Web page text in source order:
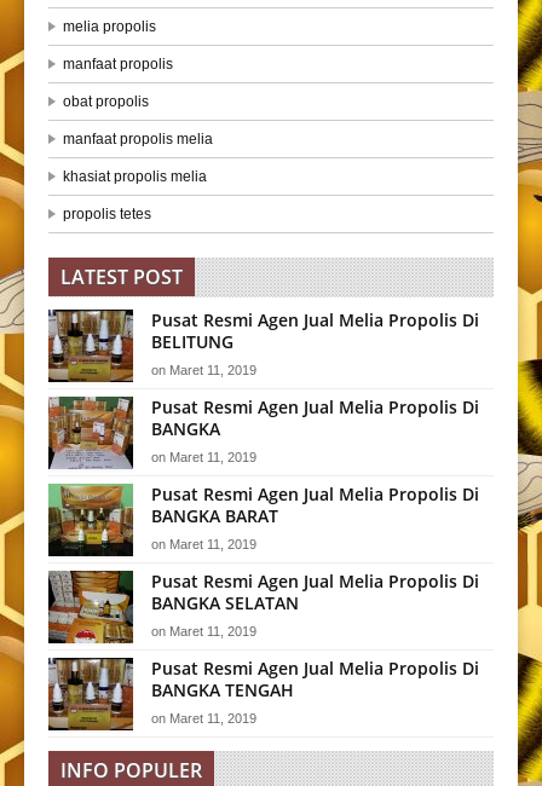
melia propolis
manfaat propolis
obat propolis
manfaat propolis melia
khasiat propolis melia
propolis tetes
LATEST POST
Pusat Resmi Agen Jual Melia Propolis Di
BELITUNG
on Maret 11, 2019
Pusat Resmi Agen Jual Melia Propolis Di
BANGKA
on Maret 11, 2019
Pusat Resmi Agen Jual Melia Propolis Di
BANGKA BARAT
on Maret 11, 2019
Pusat Resmi Agen Jual Melia Propolis Di
BANGKA SELATAN
on Maret 11, 2019
Pusat Resmi Agen Jual Melia Propolis Di
BANGKA TENGAH
on Maret 11, 2019
INFO POPULER